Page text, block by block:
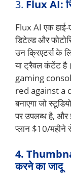
3. Flux AI:
Flux AI एक
डिटेल्ड और
उन क्रिएटर्स के
या ट्रैवल कंटेंट
gaming
red against a
बनाएगा जो
पर उपलब्ध है,
प्लान $10/महीने
4.
करने का जादू